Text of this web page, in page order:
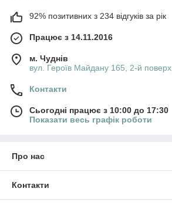
92% позитивних з 234 відгуків за рік
Працює з 14.11.2016
м. Чуднів
вул. Героїв Майдану 165, 2-й
Контакти
Сьогодні працює з 10:00 до 17:30
Показати весь графік роботи
Про нас
Контакти